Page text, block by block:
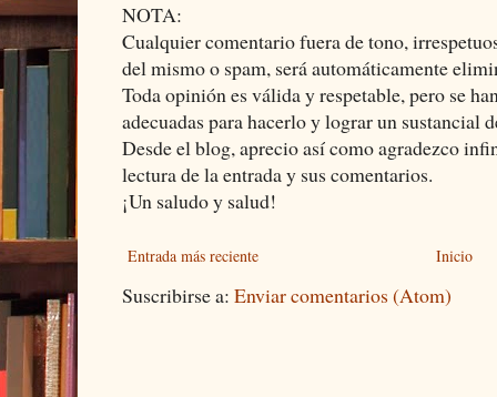
NOTA:
Cualquier comentario fuera de tono,
del mismo o spam, será automáticamente
Toda opinión es válida y respetable, pero se
adecuadas para hacerlo y lograr un sustancial
Desde el blog, aprecio así como agradezco
lectura de la entrada y sus comentarios.
¡Un saludo y salud!
Entrada más reciente Inicio
Suscribirse a: Enviar comentarios (Atom)